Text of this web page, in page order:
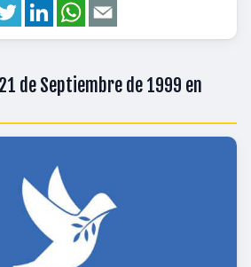
de Septiembre de 1999 en